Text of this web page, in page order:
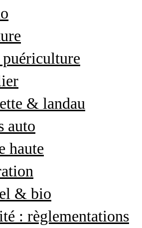
puériculture
& landau
auto
haute
& bio
: règlementations